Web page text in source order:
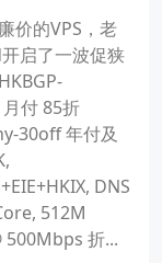
价的VPS，老
启了一波促狭
付 85折
30off 年付及
DNS
512M
500Mbps 折...